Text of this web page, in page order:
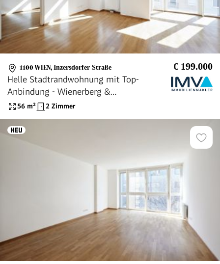
1100 WIEN, Inzersdorfer Straße € 199.000
Helle Stadtrandwohnung mit Top-
Anbindung - Wienerberg &
Matzleinsdorfer Platz in der Nähe
56 m² 2 Zimmer